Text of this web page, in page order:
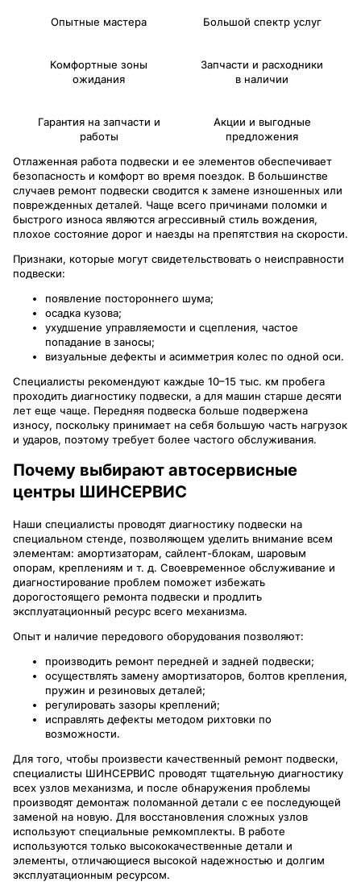
Опытные мастера Большой спектр услуг
Комфортные зоны
ожидания
Запчасти и расходники
в наличии
Гарантия на запчасти и
работы
Акции и выгодные
предложения
Отлаженная работа подвески и ее элементов обеспечивает
безопасность и комфорт во время поездок. В большинстве
случаев ремонт подвески сводится к замене изношенных или
поврежденных деталей. Чаще всего причинами поломки и
быстрого износа являются агрессивный стиль вождения,
плохое состояние дорог и наезды на препятствия на скорости.
Признаки, которые могут свидетельствовать о неисправности
подвески:
появление постороннего шума;
осадка кузова;
ухудшение управляемости и сцепления, частое
попадание в заносы;
визуальные дефекты и асимметрия колес по одной оси.
Специалисты рекомендуют каждые 10–15 тыс. км пробега
проходить диагностику подвески, а для машин старше десяти
лет еще чаще. Передняя подвеска больше подвержена
износу, поскольку принимает на себя большую часть нагрузок
и ударов, поэтому требует более частого обслуживания.
Почему выбирают автосервисные
центры ШИНСЕРВИС
Наши специалисты проводят диагностику подвески на
специальном стенде, позволяющем уделить внимание всем
элементам: амортизаторам, сайлент-блокам, шаровым
опорам, креплениям и т. д. Своевременное обслуживание и
диагностирование проблем поможет избежать
дорогостоящего ремонта подвески и продлить
эксплуатационный ресурс всего механизма.
Опыт и наличие передового оборудования позволяют:
производить ремонт передней и задней подвески;
осуществлять замену амортизаторов, болтов крепления,
пружин и резиновых деталей;
регулировать зазоры креплений;
исправлять дефекты методом рихтовки по
возможности.
Для того, чтобы произвести качественный ремонт подвески,
специалисты ШИНСЕРВИС проводят тщательную диагностику
всех узлов механизма, и после обнаружения проблемы
производят демонтаж поломанной детали с ее последующей
заменой на новую. Для восстановления сложных узлов
используют специальные ремкомплекты. В работе
используются только высококачественные детали и
элементы, отличающиеся высокой надежностью и долгим
эксплуатационным ресурсом.